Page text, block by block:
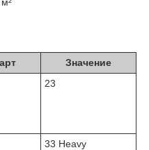
Значение
23
33 Heavy